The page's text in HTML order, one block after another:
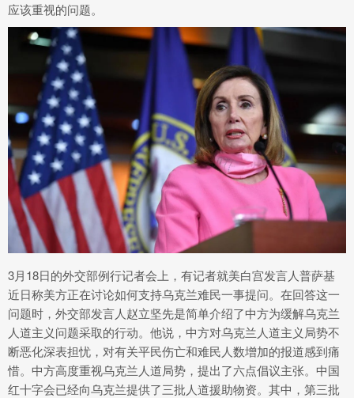
应该重视的问题。
3月18日的外交部例行记者会上，有记者就美白宫发言人普萨基
近日称美方正在讨论如何支持乌克兰难民一事提问。在回答这一
问题时，外交部发言人赵立坚先是简单介绍了中方为缓解乌克兰
人道主义问题采取的行动。他说，中方对乌克兰人道主义局势不
断恶化深表担忧，对有关平民伤亡和难民人数增加的报道感到痛
惜。中方高度重视乌克兰人道局势，提出了六点倡议主张。中国
红十字会已经向乌克兰提供了三批人道援助物资。其中，第三批